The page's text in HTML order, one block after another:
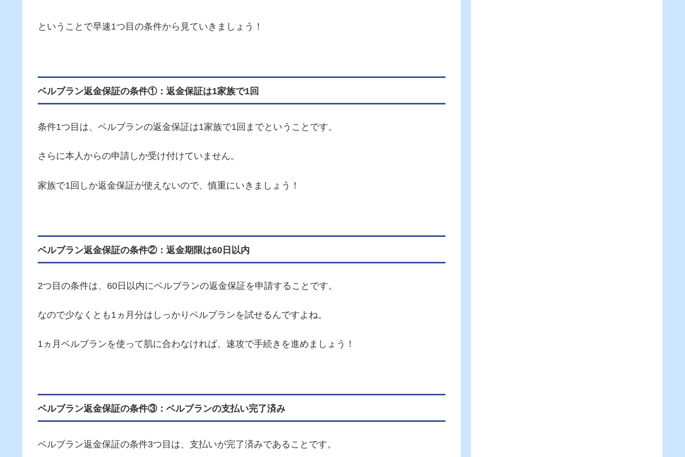
ということで早速1つ目の条件から見ていきましょう！
ベルブラン返金保証の条件①：返金保証は1家族で1回
条件1つ目は、ベルブランの返金保証は1家族で1回までということです。
さらに本人からの申請しか受け付けていません。
家族で1回しか返金保証が使えないので、慎重にいきましょう！
ベルブラン返金保証の条件②：返金期限は60日以内
2つ目の条件は、60日以内にベルブランの返金保証を申請することです。
なので少なくとも1ヵ月分はしっかりベルブランを試せるんですよね。
1ヵ月ベルブランを使って肌に合わなければ、速攻で手続きを進めましょう！
ベルブラン返金保証の条件③：ベルブランの支払い完了済み
ベルブラン返金保証の条件3つ目は、支払いが完了済みであることです。